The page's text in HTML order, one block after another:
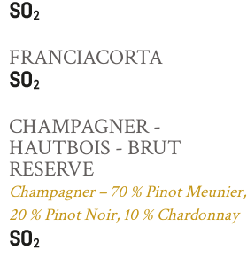
FRANCIACORTA
CHAMPAGNER -
HAUTBOIS - BRUT
RESERVE
Champagner – 70 % Pinot Meunier,
20 % Pinot Noir, 10 % Chardonnay